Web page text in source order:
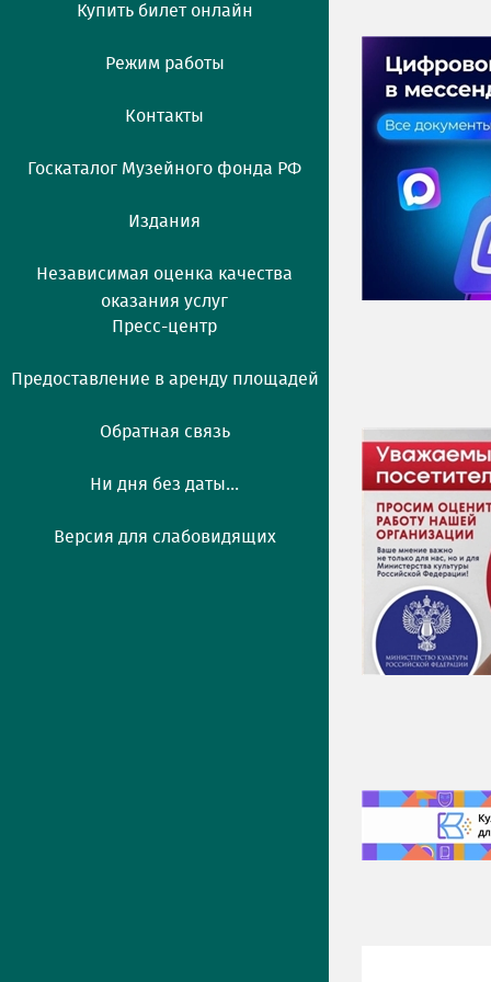
Купить билет онлайн
Режим работы
Контакты
Госкаталог Музейного фонда РФ
Издания
Независимая оценка качества
оказания услуг
Пресс-центр
Предоставление в аренду площадей
Обратная связь
Ни дня без даты...
Версия для слабовидящих